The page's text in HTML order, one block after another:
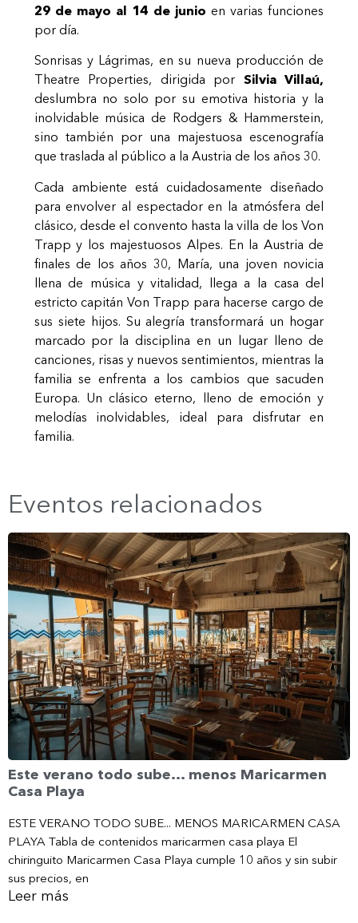
29 de mayo al 14 de junio en varias funciones
por día.
Sonrisas y Lágrimas, en su nueva producción de
Theatre Properties, dirigida por Silvia Villaú,
deslumbra no solo por su emotiva historia y la
inolvidable música de Rodgers & Hammerstein,
sino también por una majestuosa escenografía
que traslada al público a la Austria de los años 30.
Cada ambiente está cuidadosamente diseñado
para envolver al espectador en la atmósfera del
clásico, desde el convento hasta la villa de los Von
Trapp y los majestuosos Alpes. En la Austria de
finales de los años 30, María, una joven novicia
llena de música y vitalidad, llega a la casa del
estricto capitán Von Trapp para hacerse cargo de
sus siete hijos. Su alegría transformará un hogar
marcado por la disciplina en un lugar lleno de
canciones, risas y nuevos sentimientos, mientras la
familia se enfrenta a los cambios que sacuden
Europa. Un clásico eterno, lleno de emoción y
melodías inolvidables, ideal para disfrutar en
familia.
Eventos relacionados
Este verano todo sube… menos Maricarmen
Casa Playa
ESTE VERANO TODO SUBE... MENOS MARICARMEN CASA
PLAYA Tabla de contenidos maricarmen casa playa El
chiringuito Maricarmen Casa Playa cumple 10 años y sin subir
sus precios, en
Leer más